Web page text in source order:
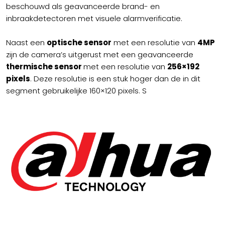
beschouwd als geavanceerde brand- en
inbraakdetectoren met visuele alarmverificatie.
Naast een optische sensor met een resolutie van 4MP
zijn de camera’s uitgerust met een geavanceerde
thermische sensormet een resolutie van 256×192
pixels. Deze resolutie is een stuk hoger dan de in dit
segment gebruikelijke 160×120 pixels. S